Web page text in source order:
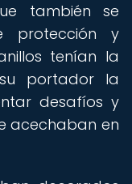
también se
protección y
tenían la
portador la
desafíos y
acechaban en